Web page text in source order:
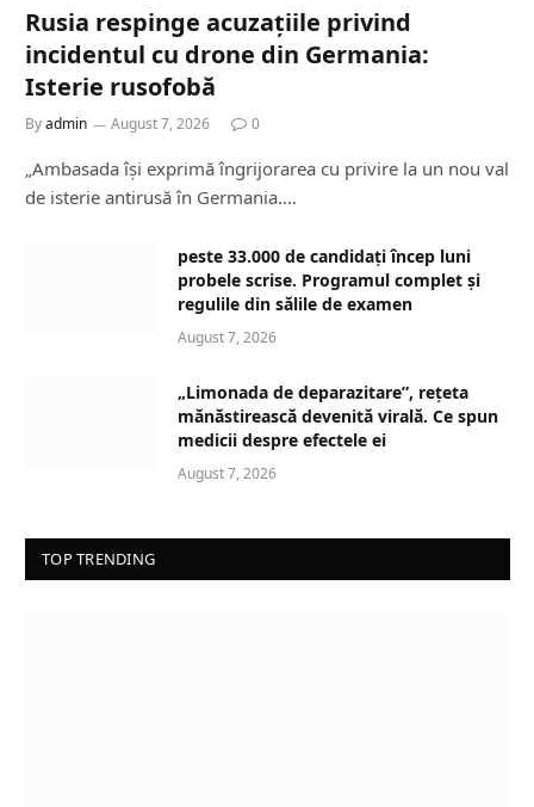
Rusia respinge acuzațiile privind
incidentul cu drone din Germania:
Isterie rusofobă
Byadmin August 7, 2026 0
„Ambasada își exprimă îngrijorarea cu privire la un nou val
de isterie antirusă în Germania.…
peste 33.000 de candidați încep luni
probele scrise. Programul complet și
regulile din sălile de examen
August 7, 2026
„Limonada de deparazitare”, rețeta
mănăstirească devenită virală. Ce spun
medicii despre efectele ei
August 7, 2026
TOP TRENDING